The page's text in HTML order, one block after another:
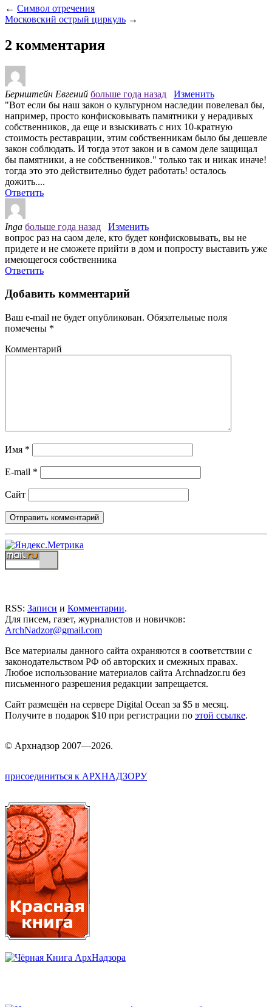
← Символ отречения
Московский острый циркуль →
2 комментария
Бернштейн Евгений больше года назад
Изменить
"Вот если бы наш закон о культурном наследии повелевал бы,
например, просто конфисковывать памятники у нерадивых
собственников, да еще и взыскивать с них 10-кратную
стоимость реставрации, этим собственникам было бы дешевле
закон соблюдать. И тогда этот закон и в самом деле защищал
бы памятники, а не собственников." только так и никак иначе!
тогда это это действителньо будет работать! осталось
дожить....
Ответить
Inga больше года назад
Изменить
вопрос раз на саом деле, кто будет конфисковывать, вы не
придете и не сможете прийти в дом и попросту выставить уже
имеющегося собственника
Ответить
Добавить комментарий
Ваш e-mail не будет опубликован. Обязательные поля
помечены *
Комментарий
Имя *
E-mail *
Сайт
RSS: Записи и Комментарии.
Для писем, газет, журналистов и новичков:
ArchNadzor@gmail.com
Все материалы данного сайта охраняются в соответствии с
законодательством РФ об авторских и смежных правах.
Любое использование материалов сайта Archnadzor.ru без
письменного разрешения редакции запрещается.
Сайт размещён на сервере Digital Ocean за $5 в месяц.
Получите в подарок $10 при регистрации по этой ссылке.
© Архнадзор 2007—2026.
присоединиться к АРХНАДЗОРУ